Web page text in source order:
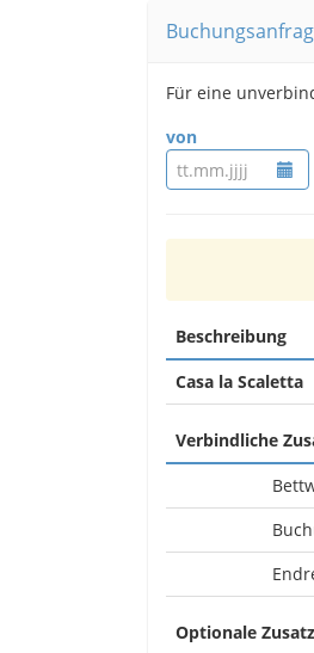
Für eine
von
Beschreibung
Casa la Scaletta
Verbindliche
Optionale